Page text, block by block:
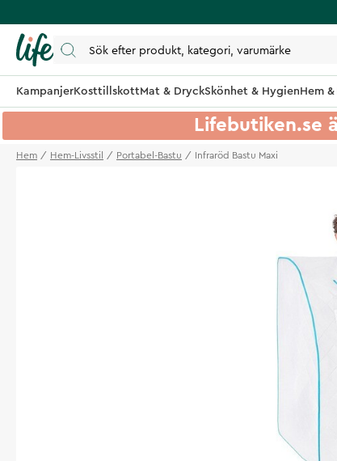
KampanjerKosttillskottMat & DryckSkönhet & HygienHem &
Lifebutiken.se
Hem Hem-Livsstil Portabel-Bastu Infraröd Bastu Maxi